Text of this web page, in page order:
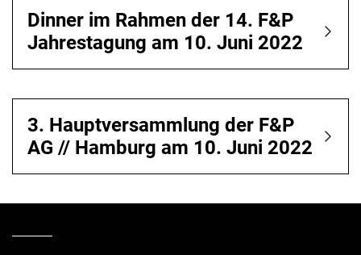
Dinner im Rahmen der 14. F&P
Jahrestagung am 10. Juni 2022
3. Hauptversammlung der F&P
AG // Hamburg am 10. Juni 2022